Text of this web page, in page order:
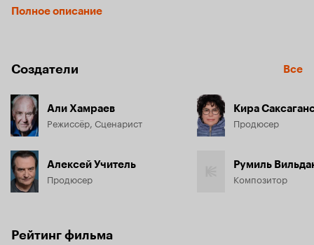
пошло прахом, когда его призвали на фронт в июле 1941
года.
Полное описание
Создатели Все
Али Хамраев
Режиссёр, Сценарист
Алексей Учитель
Продюсер
Кира
Продюсер
Румиль
Композитор
Рейтинг фильма